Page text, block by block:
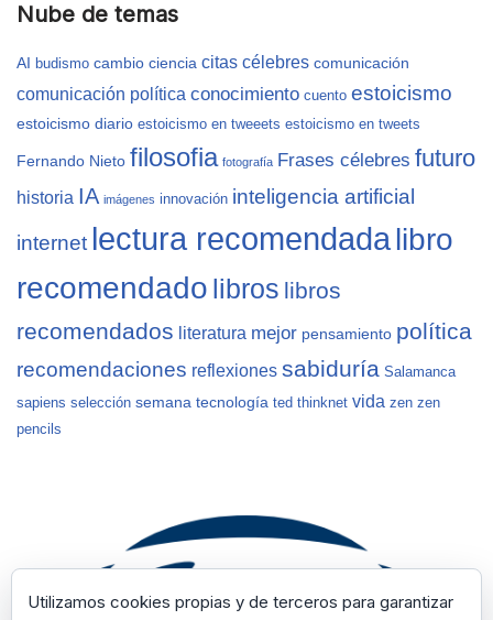
Nube de temas
AI budismo cambio ciencia citas célebres comunicación
comunicación política conocimiento cuento estoicismo
estoicismo diario estoicismo en tweeets estoicismo en tweets
Fernando Nieto filosofia fotografía Frases célebres futuro
historia IA imágenes innovación inteligencia artificial
internet lectura recomendadalibro
recomendado libros libros
recomendados literatura mejor pensamiento política
recomendaciones reflexiones sabiduría Salamanca
sapiens selección semana tecnología ted thinknet vida zen zen
pencils
Utilizamos cookies propias y de terceros para garantizar